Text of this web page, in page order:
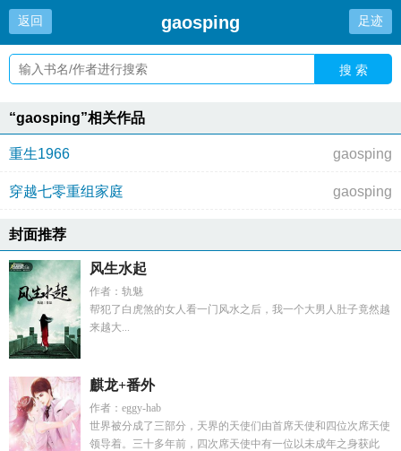
返回 gaosping 足迹
搜 索
“gaosping”相关作品
重生1966 gaosping
穿越七零重组家庭 gaosping
封面推荐
风生水起
作者：轨魅
帮犯了白虎煞的女人看一门风水之后，我一个大男人肚子竟然越
来越大...
麒龙+番外
作者：eggy-hab
世界被分成了三部分，天界的天使们由首席天使和四位次席天使
领导着。三十多年前，四次席天使中有一位以未成年之身获此